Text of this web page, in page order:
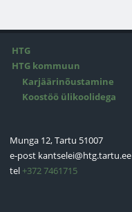
HTG
HTG kommuun
Karjäärinõustamine
Koostöö ülikoolidega
Munga 12, Tartu 51007
e-post kantselei@htg.tartu.ee
tel+372 7461715